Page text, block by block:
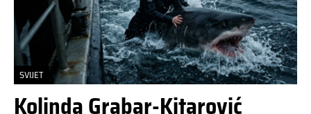
SVIJET
Kolinda Grabar-Kitarović